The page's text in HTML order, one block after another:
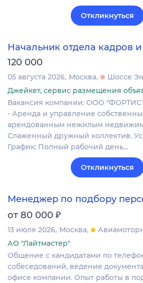
Откликнуться
Начальник отдела кадров
120 000
05 августа 2026 Москва
Шоссе
Джейкет, сервис размещения
Вакансия компании: ООО "ФОРТИС"
- Аренда и управление
арендованным нежилым
Слаженный дружный коллектив.
График: Полный рабочий день…
Откликнуться
Менеджер по подбору
от 80 000 ₽
13 июля 2026 Москва
АО "Лайтмастер"
Общение с кандидатами по
собеседований, ведение
офисе компании. Опыт работы в